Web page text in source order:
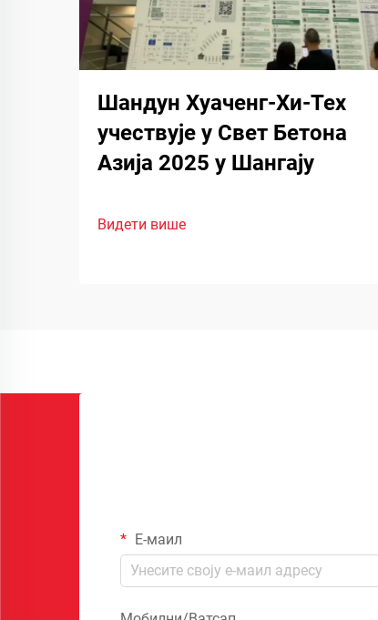
Шандун Хуаченг-Хи-Тех
учествује у Свет Бетона
Азија 2025 у Шангају
Видети више
Е-маил